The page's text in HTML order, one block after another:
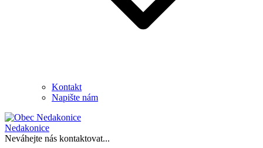
Kontakt
Napište nám
Nedakonice
Neváhejte nás kontaktovat...